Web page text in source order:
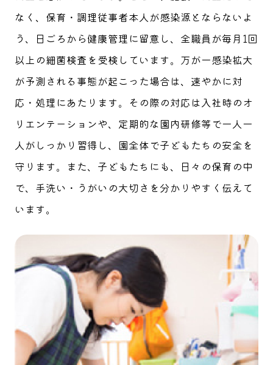
なく、保育・調理従事者本人が感染源とならないよ
う、日ごろから健康管理に留意し、全職員が毎月1回
以上の細菌検査を受検しています。万が一感染拡大
が予測される事態が起こった場合は、速やかに対
応・処理にあたります。その際の対応は入社時のオ
リエンテーションや、定期的な園内研修等で一人一
人がしっかり習得し、園全体で子どもたちの安全を
守ります。また、子どもたちにも、日々の保育の中
で、手洗い・うがいの大切さを分かりやすく伝えて
います。